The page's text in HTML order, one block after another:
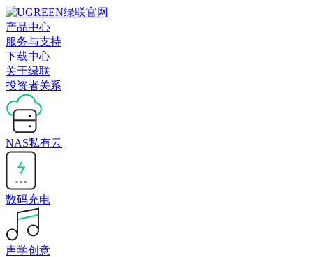
产品中心
服务与支持
下载中心
关于绿联
投资者关系
NAS私有云
数码充电
声学创意